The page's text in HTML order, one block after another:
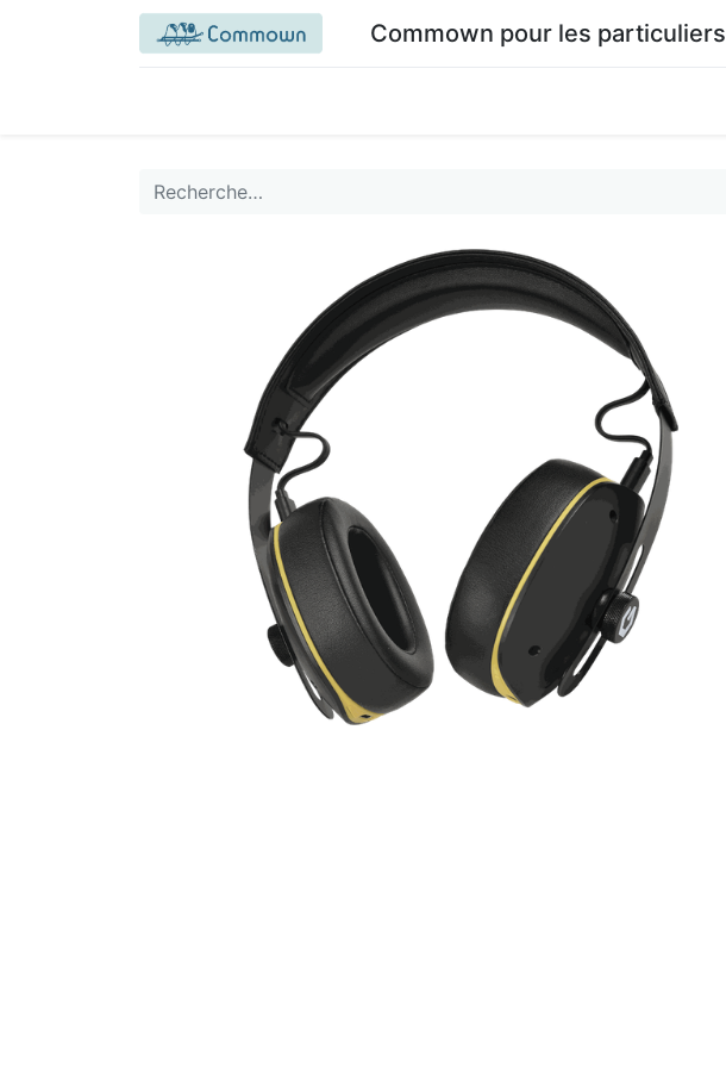
Commown pour les particuliers